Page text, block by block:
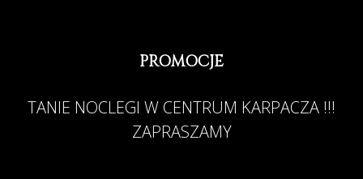
PROMOCJE
TANIE NOCLEGI W CENTRUM KARPACZA !!!
ZAPRASZAMY